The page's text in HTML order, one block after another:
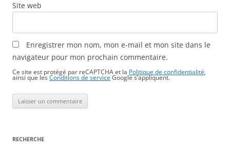
Site web
Enregistrer mon nom, mon e-mail et mon site dans le
navigateur pour mon prochain commentaire.
Ce site est protégé par reCAPTCHA et la Politique de confidentialité
ainsi que lesConditions de service Google s’appliquent.
RECHERCHE